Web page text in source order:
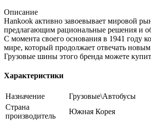
Описание
Hankook активно завоевывает мировой
предлагающим рациональные решения и
С момента своего основания в 1941 году
мире, который продолжает отвечать
Грузовые шины этого бренда можете
Характеристики
Назначение
Грузовые\Автобусы
Страна
производитель
Южная Корея